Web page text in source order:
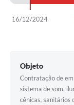
16/12/2024
Objeto
Contratação de
sistema de som,
cênicas, sanitários